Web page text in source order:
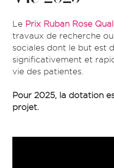
Le Prix Ruban Rose
travaux de recherche
sociales dont le but est
significativement et
vie des patientes.
Pour 2025, la dotation
projet.